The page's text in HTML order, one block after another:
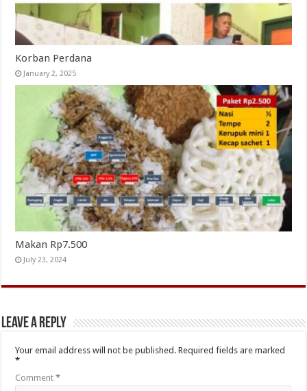
Korban Perdana
January 2, 2025
Makan Rp7.500
July 23, 2024
Leave a Reply
Your email address will not be published. Required fields are marked
*
Comment*